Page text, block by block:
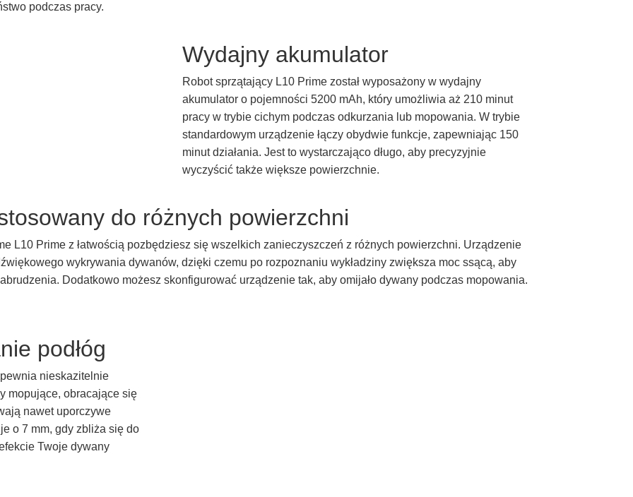
podczas pracy.
Wydajny akumulator
Robot sprzątający L10 Prime został wyposażony w wydajny
akumulator o pojemności 5200 mAh, który umożliwia aż 210 minut
pracy w trybie cichym podczas odkurzania lub mopowania. W trybie
standardowym urządzenie łączy obydwie funkcje, zapewniając 150
minut działania. Jest to wystarczająco długo, aby precyzyjnie
wyczyścić także większe powierzchnie.
do różnych powierzchni
L10 Prime z łatwością pozbędziesz się wszelkich zanieczyszczeń z różnych powierzchni. Urządzenie
wykrywania dywanów, dzięki czemu po rozpoznaniu wykładziny zwiększa moc ssącą, aby
Dodatkowo możesz skonfigurować urządzenie tak, aby omijało dywany podczas mopowania.
podłóg
nieskazitelnie
mopujące, obracające się
nawet uporczywe
o 7 mm, gdy zbliża się do
Twoje dywany